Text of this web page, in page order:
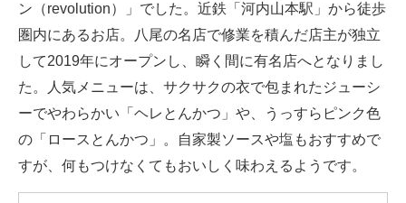
ン（revolution）」でした。近鉄「河内山本駅」から徒歩
圏内にあるお店。八尾の名店で修業を積んだ店主が独立
して2019年にオープンし、瞬く間に有名店へとなりまし
た。人気メニューは、サクサクの衣で包まれたジューシ
ーでやわらかい「ヘレとんかつ」や、うっすらピンク色
の「ロースとんかつ」。自家製ソースや塩もおすすめで
すが、何もつけなくてもおいしく味わえるようです。